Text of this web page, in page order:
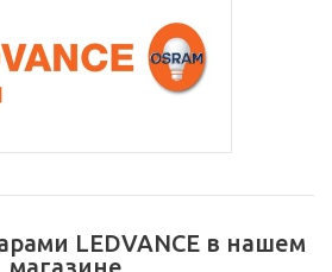
LEDVANCE в нашем